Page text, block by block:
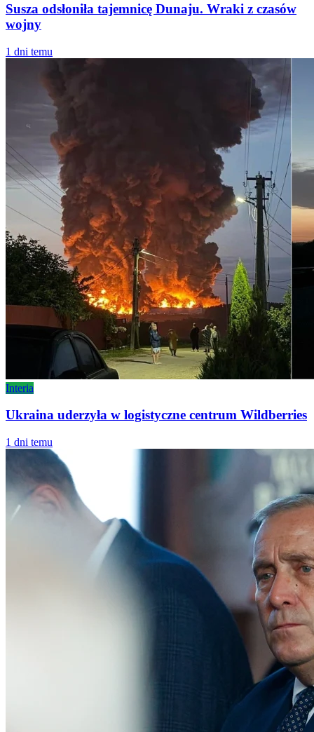
Susza odsłoniła tajemnicę Dunaju. Wraki z czasów
wojny
1 dni temu
Interia
Ukraina uderzyła w logistyczne centrum Wildberries
1 dni temu